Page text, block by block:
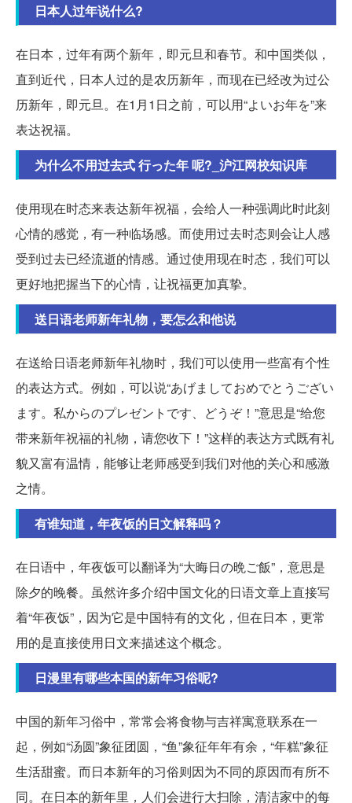
日本人过年说什么?
在日本，过年有两个新年，即元旦和春节。和中国类似，
直到近代，日本人过的是农历新年，而现在已经改为过公
历新年，即元旦。在1月1日之前，可以用“よいお年を”来
表达祝福。
为什么不用过去式 行った年 呢?_沪江网校知识库
使用现在时态来表达新年祝福，会给人一种强调此时此刻
心情的感觉，有一种临场感。而使用过去时态则会让人感
受到过去已经流逝的情感。通过使用现在时态，我们可以
更好地把握当下的心情，让祝福更加真挚。
送日语老师新年礼物，要怎么和他说
在送给日语老师新年礼物时，我们可以使用一些富有个性
的表达方式。例如，可以说“あげましておめでとうござい
ます。私からのプレゼントです、どうぞ！”意思是“给您
带来新年祝福的礼物，请您收下！”这样的表达方式既有礼
貌又富有温情，能够让老师感受到我们对他的关心和感激
之情。
有谁知道，年夜饭的日文解释吗？
在日语中，年夜饭可以翻译为“大晦日の晩ご飯”，意思是
除夕的晚餐。虽然许多介绍中国文化的日语文章上直接写
着“年夜饭”，因为它是中国特有的文化，但在日本，更常
用的是直接使用日文来描述这个概念。
日漫里有哪些本国的新年习俗呢?
中国的新年习俗中，常常会将食物与吉祥寓意联系在一
起，例如“汤圆”象征团圆，“鱼”象征年年有余，“年糕”象征
生活甜蜜。而日本新年的习俗则因为不同的原因而有所不
同。在日本的新年里，人们会进行大扫除，清洁家中的每